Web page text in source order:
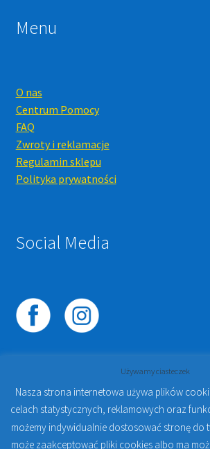
Menu
O nas
Centrum Pomocy
FAQ
Zwroty i reklamacje
Regulamin sklepu
Polityka prywatności
Social Media
© 2023PROTO-FAN | Sklep
Kursy Online Warszawa- Sklep
Warszawie | Jakub Zdybel Proto-Fan
Używamy ciasteczek
Nasza strona internetowa używa plików
celach statystycznych, reklamowych oraz
możemy indywidualnie dostosować stronę do
może zaakceptować pliki cookies albo ma